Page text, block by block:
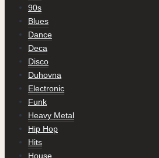
90s
Blues
Dance
Deca
Disco
Duhovna
Electronic
Funk
Heavy Metal
Hip Hop
Hits
House